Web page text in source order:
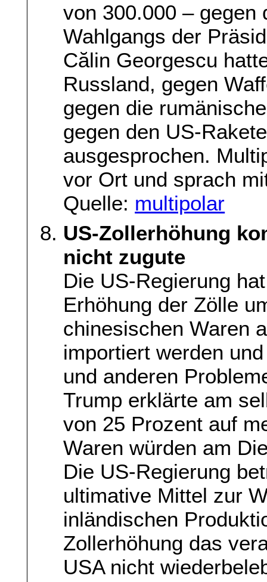
von 300.000 – gegen
Wahlgangs der
Călin Georgescu
Russland, gegen
gegen die
gegen den US-
ausgesprochen.
vor Ort und sprach
Quelle: multipolar
US-Zollerhöhung
nicht zugute
Die US-Regierung
Erhöhung der Zölle
chinesischen Waren
importiert werden
und anderen
Trump erklärte am
von 25 Prozent auf
Waren würden am
Die US-Regierung
ultimative Mittel zur
inländischen
Zollerhöhung das
USA nicht